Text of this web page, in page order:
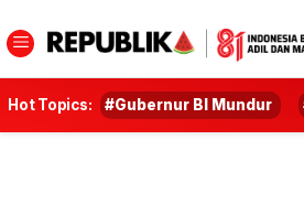
Hot Topics: #Gubernur BI Mundur